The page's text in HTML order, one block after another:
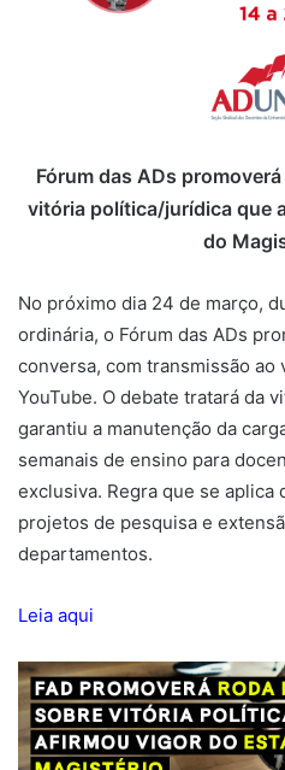
Fórum das ADs
vitória política/jurídica que
do
No próximo dia 24 de março,
ordinária, o Fórum das ADs
conversa, com transmissão ao
YouTube. O debate tratará da
garantiu a manutenção da
semanais de ensino para
exclusiva. Regra que se aplica
projetos de pesquisa e
departamentos.
Leia aqui